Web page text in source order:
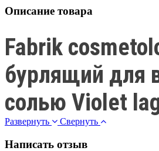
Описание товара
Fabrik
бурлящий для
солью Violet
Развернуть Свернуть
Написать отзыв